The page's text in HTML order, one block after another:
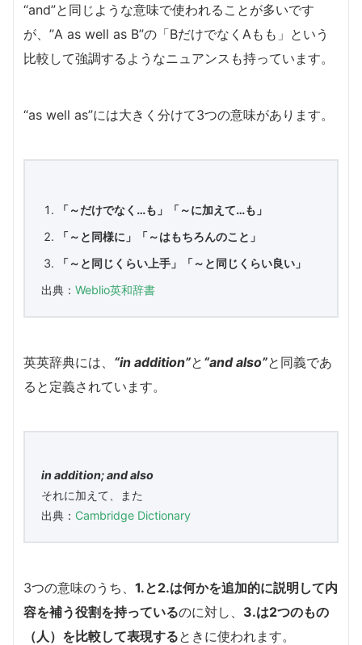
“and”と同じような意味で使われることが多いです
が、”A as well as B”の「BだけでなくAもも」という
比較して強調するようなニュアンスも持っています。
“as well as”には大きく分けて3つの意味があります。
「～だけでなく…も」「～に加えて…も」
「～と同様に」「～はもちろんのこと」
「～と同じくらい上手」「～と同じくらい良い」
出典： Weblio英和辞書
英英辞典には、 “in addition”と “and also”と同義であ
ると定義されています。
in addition; and also
それに加えて、また
出典： Cambridge Dictionary
3つの意味のうち、 1.と2.は何かを追加的に説明して内
容を補う役割を持っているのに対し、 3.は2つのもの
（人）を比較して表現するときに使われます。